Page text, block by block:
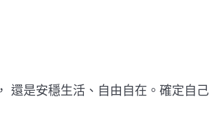
還是安穩生活、自由自在。確定自己